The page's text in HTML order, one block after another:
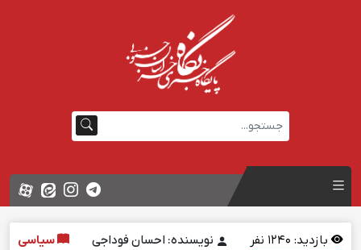
بازدید: نفر نویسنده: احسان فوداجی
سیاسی